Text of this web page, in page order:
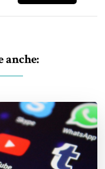
anche: